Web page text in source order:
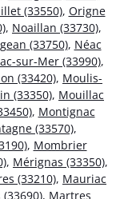
(33550), Origne
, Noaillan (33730),
(33750), Néac
sur-Mer (33990),
(33420), Moulis-
(33350), Mouillac
, Montignac
(33570),
, Mombrier
, Mérignas (33350),
(33210), Mauriac
, Martres